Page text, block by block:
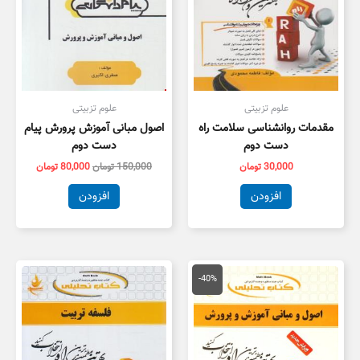
علوم تزبیتی
مقدمات روانشناسی سلامت راه
دست دوم
30,000تومان
افزودن
علوم تزبیتی
اصول مبانی آموزش پرورش پیام
دست دوم
150,000تومان80,000تومان
افزودن
-40%
قیمت
اصلی
134,000 تومان
بود.
قیمت
فعلی
80,000 تومان
است.